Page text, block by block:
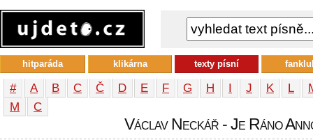
# A B C Č D E F G H I J K L
М
С
Václav Neckář - Je Ráno
hitparáda klikárna texty písní